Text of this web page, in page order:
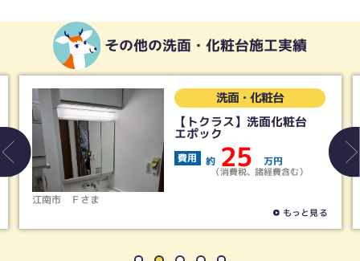
その他の洗面・化粧台施工実績
江南市 Ｆさま
洗面・化粧台
【トクラス】洗面化粧台
エポック
費用 約 25 万円
（消費税、諸経費含む）
もっと見る